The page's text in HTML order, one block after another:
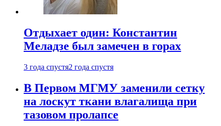
Отдыхает один: Константин
Меладзе был замечен в горах
3 года спустя2 года спустя
В Первом МГМУ заменили сетку
на лоскут ткани влагалища при
тазовом пролапсе